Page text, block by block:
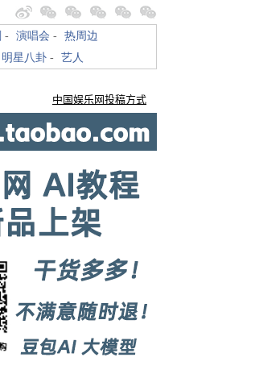
- 演唱会 - 热周边
明星八卦 - 艺人